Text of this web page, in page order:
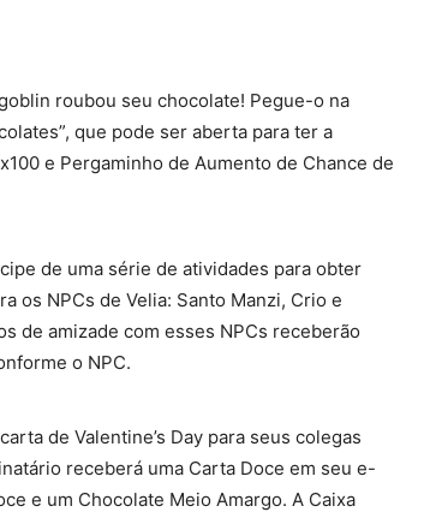
roubou seu chocolate! Pegue-o na
que pode ser aberta para ter a
e Pergaminho de Aumento de Chance de
de uma série de atividades para obter
os NPCs de Velia: Santo Manzi, Crio e
de amizade com esses NPCs receberão
o NPC.
de Valentine’s Day para seus colegas
receberá uma Carta Doce em seu e-
e um Chocolate Meio Amargo. A Caixa